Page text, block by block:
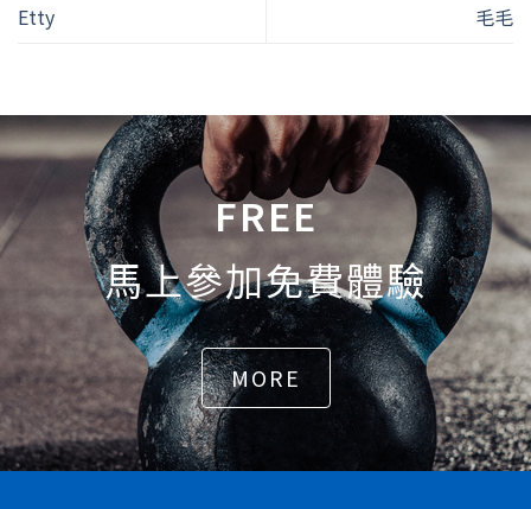
Etty 毛毛
FREE
馬上參加免費體驗
MORE